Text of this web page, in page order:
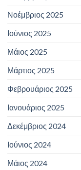
Νοέμβριος 2025
Ιούνιος 2025
Μάιος 2025
Μάρτιος 2025
Φεβρουάριος 2025
Ιανουάριος 2025
Δεκέμβριος 2024
Ιούνιος 2024
Μάιος 2024